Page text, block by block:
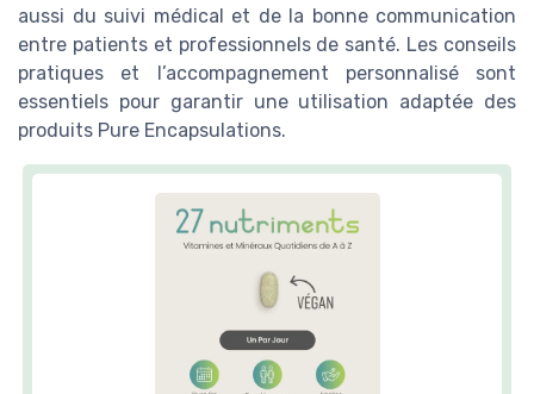
aussi du suivi médical et de la bonne communication
entre patients et professionnels de santé. Les conseils
pratiques et l’accompagnement personnalisé sont
essentiels pour garantir une utilisation adaptée des
produits Pure Encapsulations.